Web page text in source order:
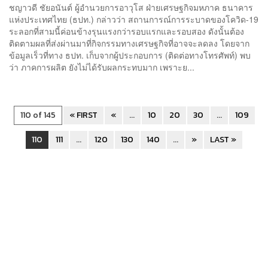
ชญาวดี ชัยอนันต์ ผู้อำนวยการอาวุโส ฝ่ายเศรษฐกิจมหภาค ธนาคาร
แห่งประเทศไทย (ธปท.) กล่าวว่า สถานการณ์การระบาดของโควิด-19
ระลอกที่สามนี้ค่อนข้างรุนแรงกว่ารอบแรกและรอบสอง ดังนั้นต้อง
ติดตามผลที่ส่งผ่านมาที่กิจกรรมทางเศรษฐกิจที่อาจจะลดลง โดยจาก
ข้อมูลเร็วที่ทาง ธปท. เก็บจากผู้ประกอบการ (ติดต่อทางโทรศัพท์) พบ
ว่า ภาคการผลิต ยังไม่ได้รับผลกระทบมาก เพราะย...
110 of 145 « FIRST « ... 10 20 30 ...
109
110
111 ... 120 130 140 ... » LAST »